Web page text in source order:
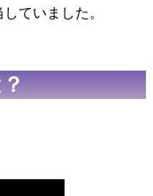
ていました。